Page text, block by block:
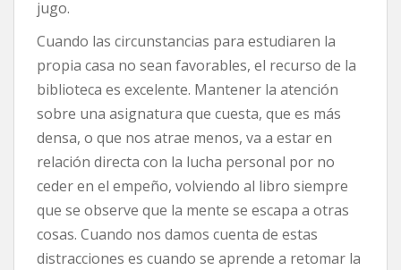
jugo.
Cuando las circunstancias para estudiaren la
propia casa no sean favorables, el recurso de la
biblioteca es excelente. Mantener la atención
sobre una asignatura que cuesta, que es más
densa, o que nos atrae menos, va a estar en
relación directa con la lucha personal por no
ceder en el empeño, volviendo al libro siempre
que se observe que la mente se escapa a otras
cosas. Cuando nos damos cuenta de estas
distracciones es cuando se aprende a retomar la